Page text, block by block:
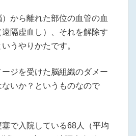
から離れた部位の血管の血
隔虚血し）、それを解除す
うやりかたです。
ジを受けた脳組織のダメー
いか？というものなので
で入院している68人（平均